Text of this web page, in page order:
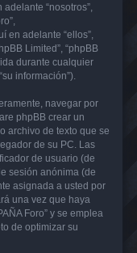
“nosotros”,
en adelante “ellos”,
Limited”, “phpBB
durante cualquier
información”).
navegar por
phpBB crear un
archivo de texto que se
de su PC. Las
de usuario (de
sesión anónima (de
asignada a usted por
una vez que haya
Foro” y se emplea
de optimizar su